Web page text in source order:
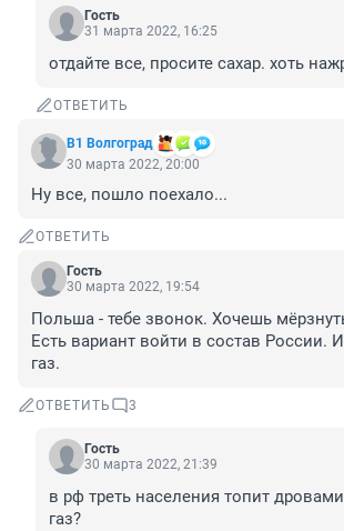
Гость
31 марта 2022, 16:25
отдайте все, просите сахар. хоть
ОТВЕТИТЬ
В1 Волгоград
30 марта 2022, 20:00
Ну все, пошло поехало...
ОТВЕТИТЬ
Гость
30 марта 2022, 19:54
Польша - тебе звонок. Хочешь
Есть вариант войти в состав России.
газ.
ОТВЕТИТЬ 3
Гость
30 марта 2022, 21:39
в рф треть населения топит
газ?